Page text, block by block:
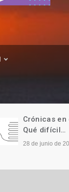
Crónicas en
Qué difícil…
28 de junio de